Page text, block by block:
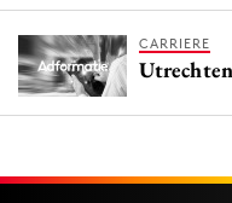
CARRIERE